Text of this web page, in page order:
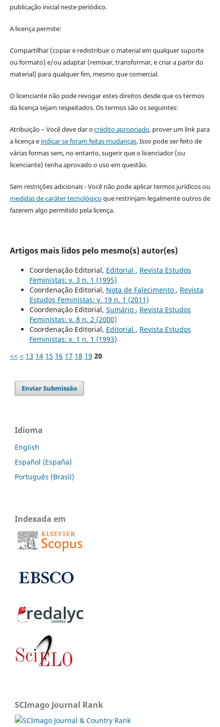
publicação inicial neste periódico.
A licença permite:
Compartilhar (copiar e redistribuir o material em qualquer suporte
ou formato) e/ou adaptar (remixar, transformar, e criar a partir do
material) para qualquer fim, mesmo que comercial.
O licenciante não pode revogar estes direitos desde que os termos
da licença sejam respeitados. Os termos são os seguintes:
Atribuição – Você deve dar ocrédito apropriado, prover um link para
a licença e indicar se foram feitas mudanças. Isso pode ser feito de
várias formas sem, no entanto, sugerir que o licenciador (ou
licenciante) tenha aprovado o uso em questão.
Sem restrições adicionais - Você não pode aplicar termos jurídicos ou
medidas de caráter tecnológicoque restrinjam legalmente outros de
fazerem algo permitido pela licença.
Artigos mais lidos pelo mesmo(s) autor(es)
Coordenação Editorial, Editorial , Revista Estudos
Feministas: v. 3 n. 1 (1995)
Coordenação Editorial, Nota de Falecimento , Revista
Estudos Feministas: v. 19 n. 1 (2011)
Coordenação Editorial, Sumário , Revista Estudos
Feministas: v. 8 n. 2 (2000)
Coordenação Editorial, Editorial , Revista Estudos
Feministas: v. 1 n. 1 (1993)
<< < 13 14 15 16 17 18 19 20
Enviar Submissão
Idioma
English
Español (España)
Português (Brasil)
Indexada em
SCImago Journal Rank